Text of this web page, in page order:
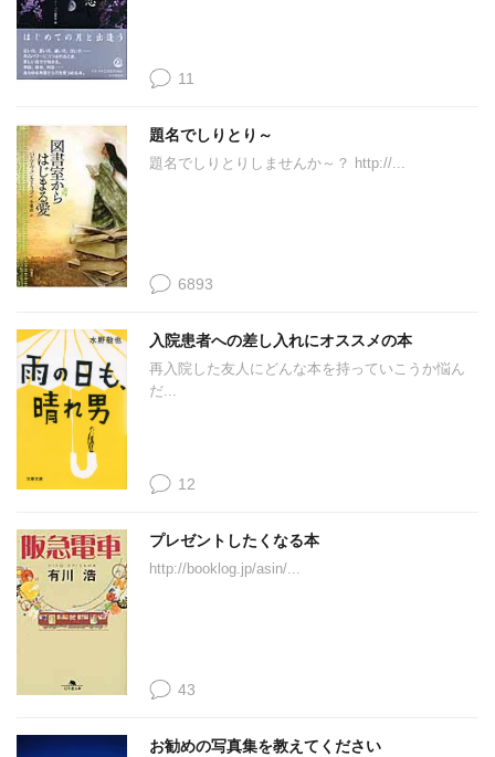
11
題名でしりとり～
題名でしりとりしませんか～？ http://...
6893
入院患者への差し入れにオススメの本
再入院した友人にどんな本を持っていこうか悩ん
だ...
12
プレゼントしたくなる本
http://booklog.jp/asin/...
43
お勧めの写真集を教えてください